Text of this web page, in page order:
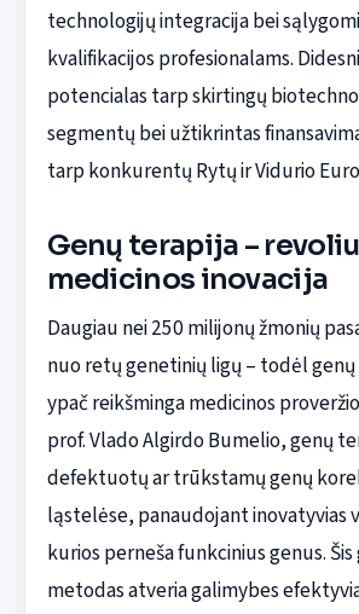
technologijų integracija bei
kvalifikacijos profesionalams.
potencialas tarp skirtingų
segmentų bei užtikrintas
tarp konkurentų Rytų ir Vidurio
Genų terapija –
medicinos inovacija
Daugiau nei 250 milijonų žmonių
nuo retų genetinių ligų – todėl
ypač reikšminga medicinos
prof. Vlado Algirdo Bumelio, genų
defektuotų ar trūkstamų genų
ląstelėse, panaudojant inovatyvias
kurios perneša funkcinius genus.
metodas atveria galimybes